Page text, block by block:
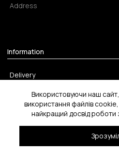
Address
Information
Delivery
Return
Використовуючи наш
використання файлів
найкращий досвід